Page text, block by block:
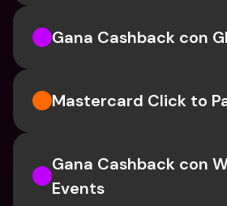
Gana Cashback con
Mastercard Click to
Gana Cashback con
Events